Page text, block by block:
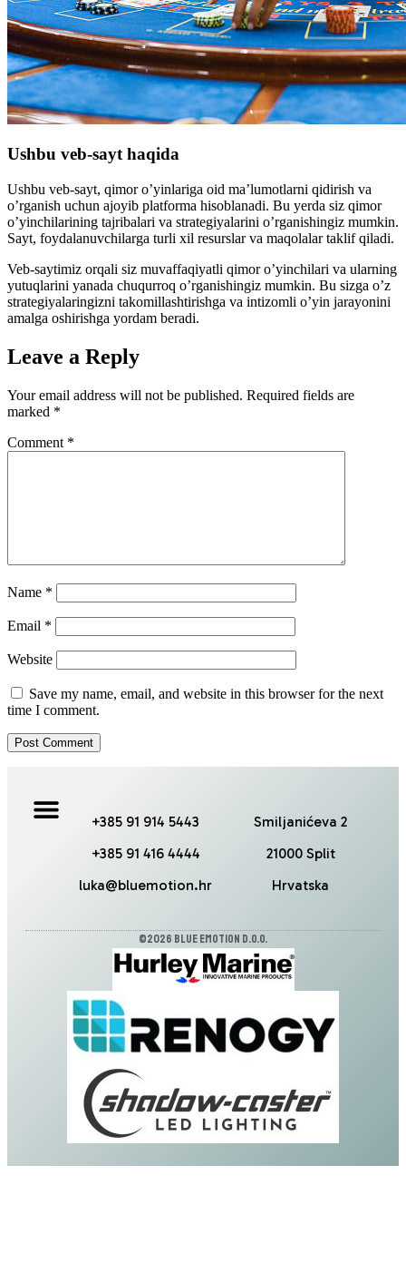
Ushbu veb-sayt haqida
Ushbu veb-sayt, qimor o’yinlariga oid ma’lumotlarni qidirish va
o’rganish uchun ajoyib platforma hisoblanadi. Bu yerda siz qimor
o’yinchilarining tajribalari va strategiyalarini o’rganishingiz mumkin.
Sayt, foydalanuvchilarga turli xil resurslar va maqolalar taklif qiladi.
Veb-saytimiz orqali siz muvaffaqiyatli qimor o’yinchilari va ularning
yutuqlarini yanada chuqurroq o’rganishingiz mumkin. Bu sizga o’z
strategiyalaringizni takomillashtirishga va intizomli o’yin jarayonini
amalga oshirishga yordam beradi.
Leave a Reply
Your email address will not be published. Required fields are
marked *
Comment *
Name *
Email *
Website
Save my name, email, and website in this browser for the next
time I comment.
+385 91 914 5443
+385 91 416 4444
luka@bluemotion.hr
Smiljanićeva 2
21000 Split
Hrvatska
©2026 Blue Emotion d.o.o.